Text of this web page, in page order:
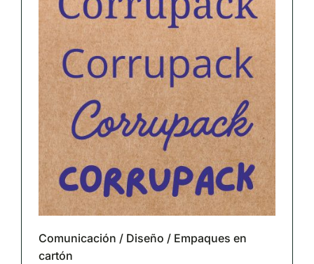
Comunicación / Diseño / Empaques en
cartón